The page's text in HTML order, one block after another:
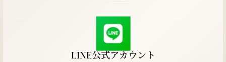
LINE公式アカウント